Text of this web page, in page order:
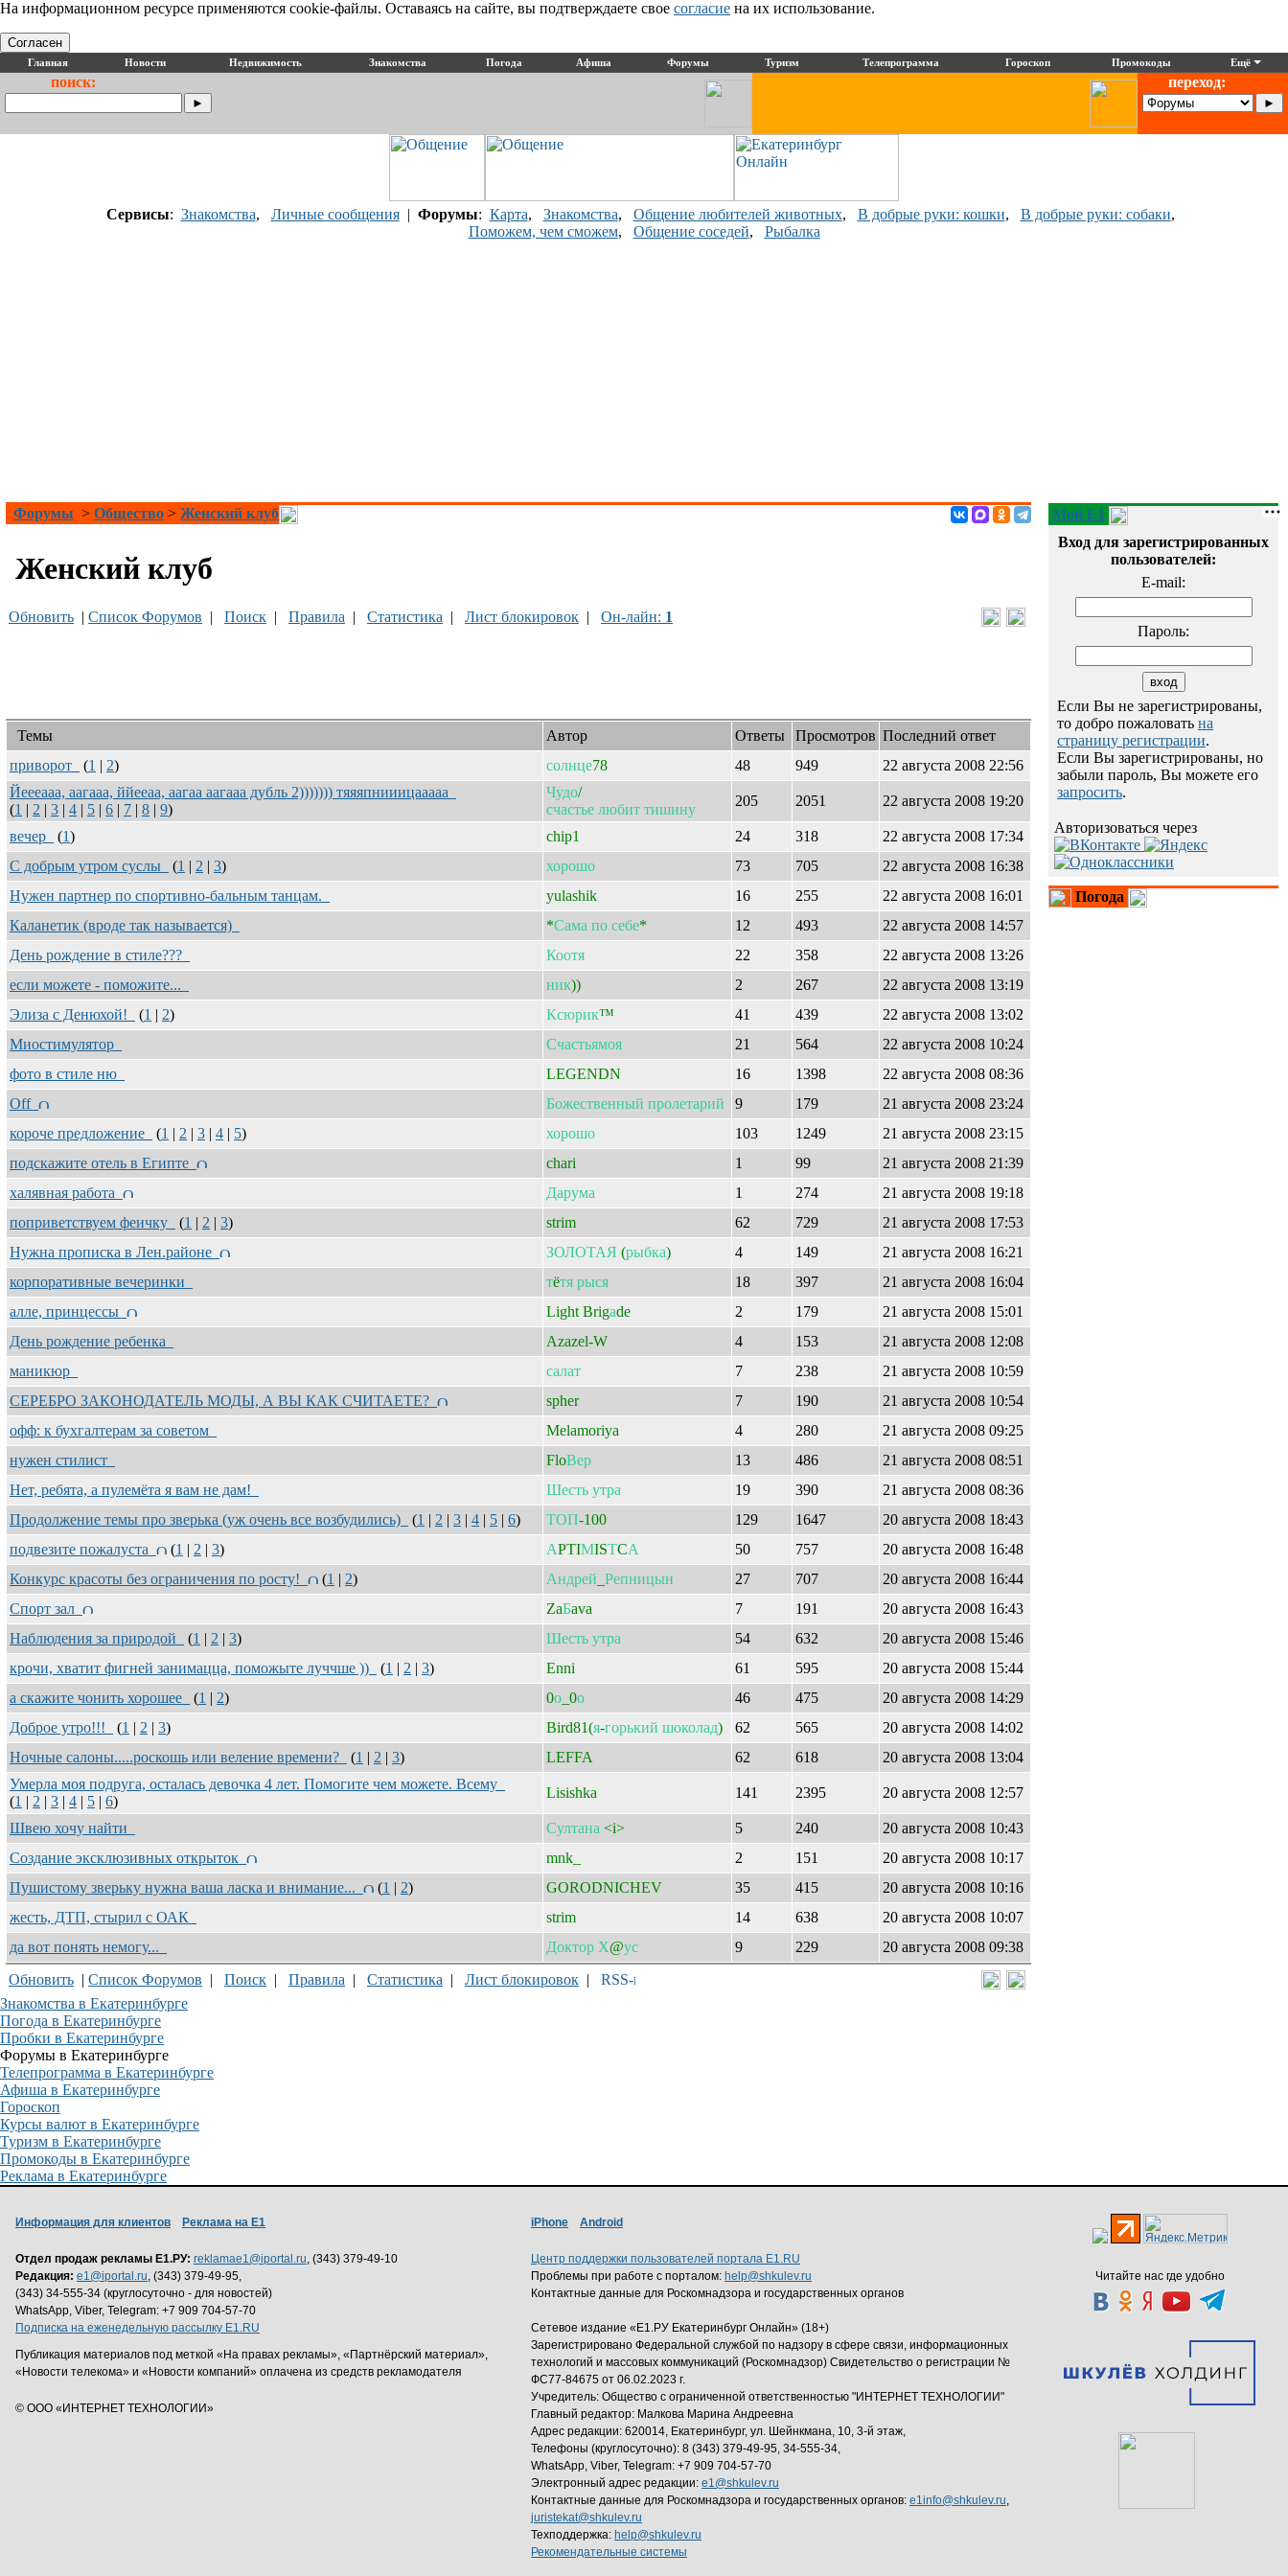
На информационном ресурсе применяются cookie-файлы. Оставаясь на сайте, вы подтверждаете свое согласие на их использование.
Согласен
Главная Новости Недвижимость Знакомства Погода Афиша Форумы Туризм Телепрограмма Гороскоп Промокоды Ещё
поиск: переход:
Сервисы: Знакомства, Личные сообщения| Форумы: Карта, Знакомства, Общение любителей животных, В добрые руки: кошки, В добрые руки: собаки,
Поможем, чем сможем, Общение соседей, Рыбалка
Форумы > Общество > Женский клуб
Женский клуб
Обновить | Список Форумов | Поиск | Правила | Статистика | Лист блокировок | Он-лайн: 1
Темы Автор Ответы Просмотров Последний ответ
приворот
(1 | 2) солнце78 48 949
22 августа 2008 22:56
Йеееааа, аагааа, ййееаа, аагаа аагааа дубль 2))))))) тяяяпнииицааааа
(1 | 2 | 3 | 4 | 5 | 6 | 7 | 8 | 9)
Чудо/
счастье любит тишину
205 2051 22 августа 2008 19:20
вечер (1) chip1 24 318
22 августа 2008 17:34
С добрым утром суслы
(1 | 2 | 3) хорошо 73 705
22 августа 2008 16:38
Нужен партнер по спортивно-бальным танцам.
yulashik 16 255
22 августа 2008 16:01
Каланетик (вроде так называется)
*Сама по себе* 12 493
22 августа 2008 14:57
День рождение в стиле???
Коотя 22 358
22 августа 2008 13:26
если можете - поможите...
ник)) 2 267
22 августа 2008 13:19
Элиза с Денюхой!
(1 | 2) Ксюрик™ 41 439
22 августа 2008 13:02
Миостимулятор
Счастьямоя 21 564
22 августа 2008 10:24
фото в стиле ню
LEGENDN 16 1398
22 августа 2008 08:36
Off
Божественный пролетарий 9 179
21 августа 2008 23:24
короче предложение
(1 | 2 | 3 | 4 | 5) хорошо 103 1249
21 августа 2008 23:15
подскажите отель в Египте
chari 1 99
21 августа 2008 21:39
халявная работа
Дарума 1 274
21 августа 2008 19:18
поприветствуем феичку
(1 | 2 | 3) strim 62 729
21 августа 2008 17:53
Нужна прописка в Лен.районе
ЗОЛОТАЯ (рыбка) 4 149
21 августа 2008 16:21
корпоративные вечеринки
тётя рыся 18 397
21 августа 2008 16:04
алле, принцессы
Light Brigаde 2 179
21 августа 2008 15:01
День рождение ребенка
Azazel-W 4 153
21 августа 2008 12:08
маникюр
салат 7 238
21 августа 2008 10:59
СЕРЕБРО ЗАКОНОДАТЕЛЬ МОДЫ, А ВЫ КАК СЧИТАЕТЕ?
spher 7 190
21 августа 2008 10:54
офф: к бухгалтерам за советом
Melamoriya 4 280
21 августа 2008 09:25
нужен стилист
FloВер 13 486
21 августа 2008 08:51
Нет, ребята, а пулемёта я вам не дам!
Шесть утра 19 390
21 августа 2008 08:36
Продолжение темы про зверька (уж очень все возбудились)
(1 | 2 | 3 | 4 | 5 | 6) ТОП-100 129 1647
20 августа 2008 18:43
подвезите пожалуста
(1 | 2 | 3) АPTIМISТCА 50 757
20 августа 2008 16:48
Конкурс красоты без ограничения по росту!
(1 | 2) Андрей Репницын 27 707
20 августа 2008 16:44
Спорт зал
ZaБava 7 191
20 августа 2008 16:43
Наблюдения за природой
(1 | 2 | 3) Шесть утра 54 632
20 августа 2008 15:46
крочи, хватит фигней занимацца, поможыте луччше ))
(1 | 2 | 3) Enni 61 595
20 августа 2008 15:44
а скажите чонить хорошее
(1 | 2) 0о _0о 46 475
20 августа 2008 14:29
Доброе утро!!!
(1 | 2 | 3) Bird81(я-горький шоколад) 62 565
20 августа 2008 14:02
Ночные салоны.....роскошь или веление времени?
(1 | 2 | 3) LEFFA 62 618
20 августа 2008 13:04
Умерла моя подруга, осталась девочка 4 лет. Помогите чем можете. Всему
(1 | 2 | 3 | 4 | 5 | 6)
Lisishka 141 2395 20 августа 2008 12:57
Швею хочу найти Султана <i> 5 240
20 августа 2008 10:43
Создание эксклюзивных открыток
mnk_ 2 151
20 августа 2008 10:17
Пушистому зверьку нужна ваша ласка и внимание...
(1 | 2) GORODNICHEV 35 415
20 августа 2008 10:16
жесть, ДТП, стырил с ОАК
strim 14 638
20 августа 2008 10:07
да вот понять немогу...
Доктор Х@ус 9 229
20 августа 2008 09:38
Обновить | Список Форумов | Поиск | Правила | Статистика | Лист блокировок |
Мой E1
Вход для зарегистрированных
пользователей:
E-mail:
Пароль:
Если Вы не зарегистрированы,
то добро пожаловать на
страницу регистрации.
Если Вы зарегистрированы, но
забыли пароль, Вы можете его
запросить.
Авторизоваться через
Погода
Знакомства в Екатеринбурге
Погода в Екатеринбурге
Пробки в Екатеринбурге
Форумы в Екатеринбурге
Телепрограмма в Екатеринбурге
Афиша в Екатеринбурге
Гороскоп
Курсы валют в Екатеринбурге
Туризм в Екатеринбурге
Промокоды в Екатеринбурге
Реклама в Екатеринбурге
Читайте нас где удобно
Информация для клиентов Реклама на Е1
Отдел продаж рекламы Е1.РУ: reklamae1@iportal.ru, (343) 379-49-10
Редакция: e1@iportal.ru, (343) 379-49-95,
(343) 34-555-34 (круглосуточно - для новостей)
WhatsApp, Viber, Telegram: +7 909 704-57-70
Подписка на еженедельную рассылку E1.RU
Публикация материалов под меткой «На правах рекламы», «Партнёрский материал»,
«Новости телекома» и «Новости компаний» оплачена из средств рекламодателя
© ООО «ИНТЕРНЕТ ТЕХНОЛОГИИ»
iPhone Android
Центр поддержки пользователей портала E1.RU
Проблемы при работе с порталом: help@shkulev.ru
Контактные данные для Роскомнадзора и государственных органов
Сетевое издание «Е1.РУ Екатеринбург Онлайн» (18+)
Зарегистрировано Федеральной службой по надзору в сфере связи, информационных
технологий и массовых коммуникаций (Роскомнадзор) Свидетельство о регистрации №
ФС77-84675 от 06.02.2023 г.
Учредитель: Общество с ограниченной ответственностью "ИНТЕРНЕТ ТЕХНОЛОГИИ"
Главный редактор: Малкова Марина Андреевна
Адрес редакции: 620014, Екатеринбург, ул. Шейнкмана, 10, 3-й этаж,
Телефоны (круглосуточно): 8 (343) 379-49-95, 34-555-34,
WhatsApp, Viber, Telegram: +7 909 704-57-70
Электронный адрес редакции: e1@shkulev.ru
Контактные данные для Роскомнадзора и государственных органов: e1info@shkulev.ru,
juristekat@shkulev.ru
Техподдержка: help@shkulev.ru
Рекомендательные системы